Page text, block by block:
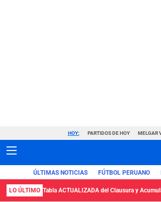
HOY: PARTIDOS DE HOY MELGAR
ÚLTIMAS NOTICIAS FÚTBOL PERUANO
LO ÚLTIMO Tabla ACTUALIZADA del Clausura y